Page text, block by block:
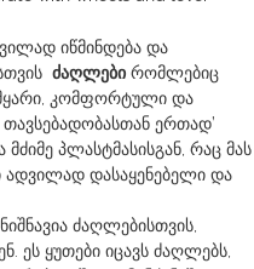
იწმინდება და
ძაღლები რომლებიც
კომფორტული და
თავსებადობასთან ერთად’
პლასტმასისგან, რაც მას
დასაყენებელი და
ძაღლებისთვის,
ეს ყუთები იცავს ძაღლებს,